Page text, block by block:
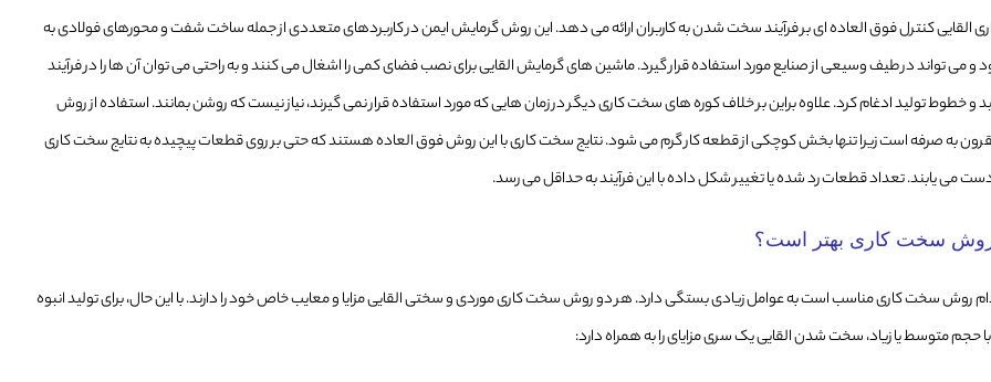
القایی کنترل فوق العاده ای بر فرآیند سخت شدن به کاربران ارائه می دهد. این روش گرمایش ایمن در کاربردهای متعددی از جمله ساخت شفت و محورهای فولادی به
و می تواند در طیف وسیعی از صنایع مورد استفاده قرار گیرد. ماشین های گرمایش القایی برای نصب فضای کمی را اشغال می کنند و به راحتی می توان آن ها را در فرآیند
و خطوط تولید ادغام کرد. علاوه براین بر خلاف کوره های سخت کاری دیگر در زمان هایی که مورد استفاده قرار نمی گیرند، نیاز نیست که روشن بمانند. استفاده از روش
به صرفه است زیرا تنها بخش کوچکی از قطعه کار گرم می شود. نتایج سخت کاری با این روش فوق العاده هستند که حتی بر روی قطعات پیچیده به نتایج سخت کاری
می یابند. تعداد قطعات رد شده یا تغییر شکل داده با این فرآیند به حداقل می رسد.
روش سخت کاری بهتر است؟
روش سخت کاری مناسب است به عوامل زیادی بستگی دارد. هر دو روش سخت کاری موردی و سختی القایی مزایا و معایب خاص خود را دارند. با این حال، برای تولید انبوه
حجم متوسط یا زیاد، سخت شدن القایی یک سری مزایای را به همراه دارد: